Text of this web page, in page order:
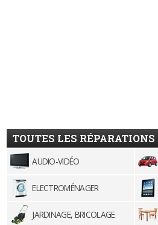
TOUTES LES RÉPARATIONS
AUDIO-VIDÉO
ELECTROMÉNAGER
JARDINAGE, BRICOLAGE